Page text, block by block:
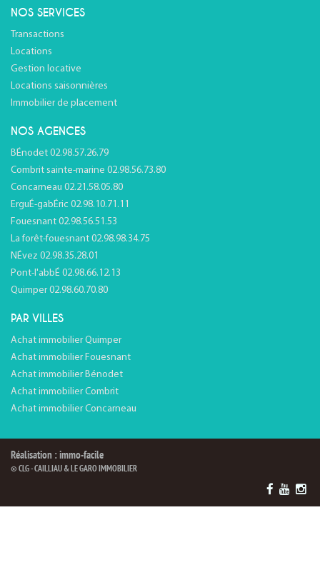
NOS SERVICES
Transactions
Locations
Gestion locative
Locations saisonnières
Immobilier de placement
NOS AGENCES
BÉnodet 02.98.57.26.79
Combrit sainte-marine 02.98.56.73.80
Concarneau 02.21.58.05.80
ErguÉ-gabÉric 02.98.10.71.11
Fouesnant 02.98.56.51.53
La forêt-fouesnant 02.98.98.34.75
NÉvez 02.98.35.28.01
Pont-l'abbÉ 02.98.66.12.13
Quimper 02.98.60.70.80
PAR VILLES
Achat immobilier Quimper
Achat immobilier Fouesnant
Achat immobilier Bénodet
Achat immobilier Combrit
Achat immobilier Concarneau
Réalisation : immo-facile
© CLG - CAILLIAU & LE GARO IMMOBILIER